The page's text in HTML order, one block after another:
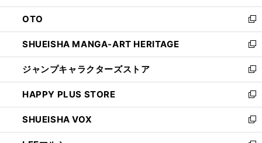
ウ
で
開
く
ン
ド
ウ
で
開
く
OTO
新
し
い
ウ
ィ
ン
ド
ウ
で
開
SHUEISHA MANGA-ART HERITAGE
新
し
い
ウ
ィ
ン
ド
ウ
ジャンプキャラクターズストア
新
し
い
ウ
ィ
ン
HAPPY PLUS STORE
新
し
い
ウ
SHUEISHA VOX
新
し